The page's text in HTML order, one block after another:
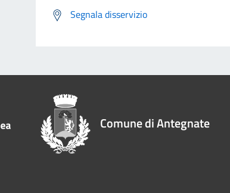
Segnala disservizio
Comune di Antegnate